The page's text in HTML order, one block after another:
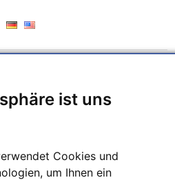
ist uns
Cookies und
um Ihnen ein
(0)